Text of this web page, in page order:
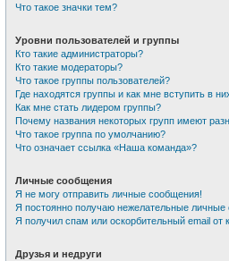
Что такое значки тем?
Уровни пользователей и группы
Кто такие администраторы?
Кто такие модераторы?
Что такое группы пользователей?
Где находятся группы и как мне вступить в
Как мне стать лидером группы?
Почему названия некоторых групп имеют
Что такое группа по умолчанию?
Что означает ссылка «Наша команда»?
Личные сообщения
Я не могу отправить личные сообщения!
Я постоянно получаю нежелательные личные
Я получил спам или оскорбительный email от
Друзья и недруги